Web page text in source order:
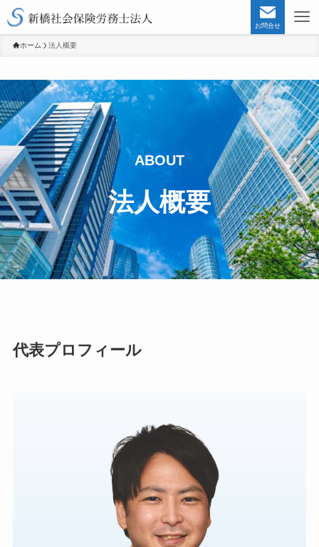
お問合せ
ホーム 法人概要
ABOUT
法人概要
代表プロフィール